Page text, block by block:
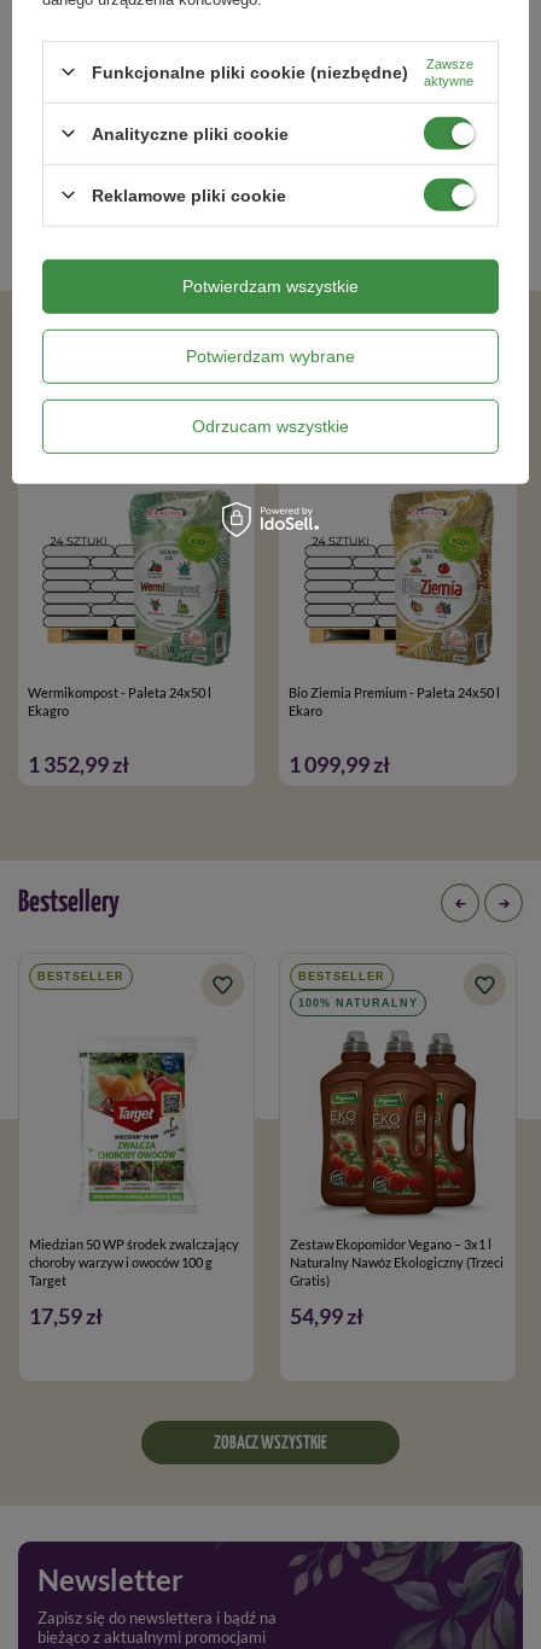
Wielkość palety: 24 sztuk opakowań po 50 litrów każdy.
Ekagro
1 352,99 zł
24x50 l Ekagro
1 211,09 zł
Kategorie powiązane
Wermikompost - Paleta 24x50 l
Ekagro
1 352,99 zł
DOSTAWA 0 ZŁ
Bio Ziemia Premium - Paleta 24x50 l
Ekaro
1 099,99 zł
Bestsellery
BESTSELLER
Miedzian 50 WP środek zwalczający
choroby warzyw i owoców 100 g
Target
17,59 zł
BESTSELLER
100% NATURALNY
Zestaw Ekopomidor Vegano – 3x1 l
Naturalny Nawóz Ekologiczny (Trzeci
Gratis)
54,99 zł
ZOBACZ WSZYSTKIE
Newsletter
Zapisz się do newslettera i bądź na
bieżąco z aktualnymi promocjami
Funkcjonalne pliki cookie (niezbędne)
Zawsze
aktywne
Analityczne pliki cookie
Reklamowe pliki cookie
Potwierdzam wybrane
Odrzucam wszystkie
Potwierdzam wszystkie